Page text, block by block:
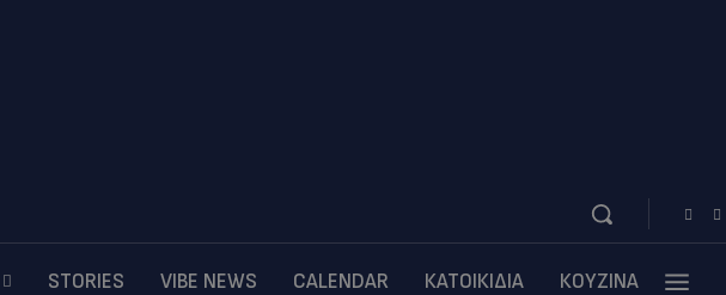
STORIES VIBE NEWS CALENDAR ΚΑΤΟΙΚΙΔΙΑ ΚΟΥΖΙΝΑ